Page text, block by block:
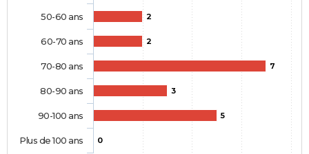
2
2
7
3
5
0
50-60 ans
60-70 ans
70-80 ans
80-90 ans
90-100 ans
Plus de 100 ans